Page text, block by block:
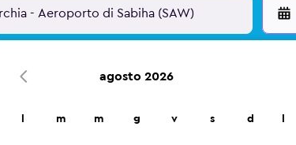
agosto 2026
m m g v s d